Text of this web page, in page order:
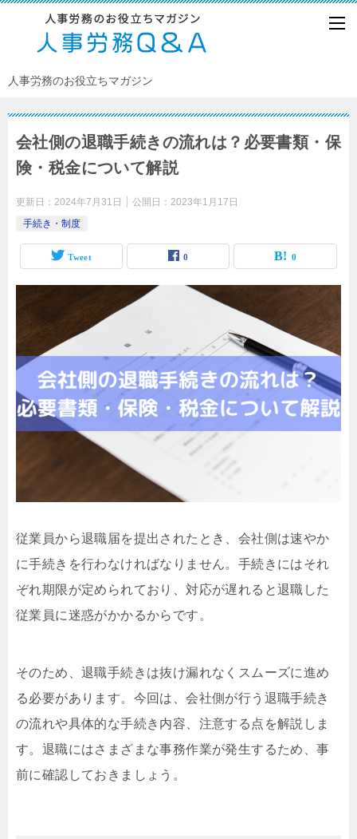
人事労務のお役立ちマガジン
会社側の退職手続きの流れは？必要書類・保
険・税金について解説
更新日： 2024年7月31日 公開日： 2023年1月17日
手続き・制度
Tweet 0 0
従業員から退職届を提出されたとき、会社側は速やか
に手続きを行わなければなりません。手続きにはそれ
ぞれ期限が定められており、対応が遅れると退職した
従業員に迷惑がかかるからです。
そのため、退職手続きは抜け漏れなくスムーズに進め
る必要があります。今回は、会社側が行う退職手続き
の流れや具体的な手続き内容、注意する点を解説しま
す。退職にはさまざまな事務作業が発生するため、事
前に確認しておきましょう。